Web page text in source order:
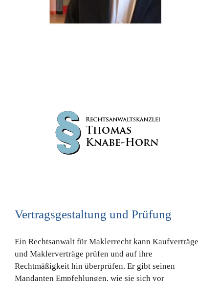
Vertragsgestaltung und Prüfung
Ein Rechtsanwalt für Maklerrecht kann Kaufverträge
und Maklerverträge prüfen und auf ihre
Rechtmäßigkeit hin überprüfen. Er gibt seinen
Mandanten Empfehlungen, wie sie sich vor